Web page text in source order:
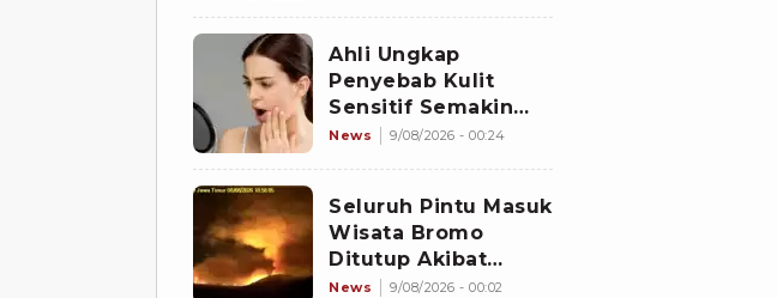
Ahli Ungkap
Penyebab Kulit
Sensitif Semakin
Banyak Dikeluhkan
News 9/08/2026 - 00:24
Seluruh Pintu Masuk
Wisata Bromo
Ditutup Akibat
Kebakaran Hutan
News 9/08/2026 - 00:02